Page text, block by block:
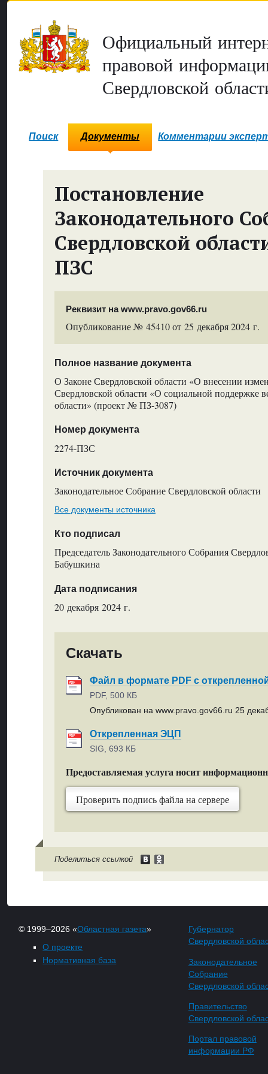
Официальный
правовой
Свердловской
Поиск Документы Комментарии
Постановление
Законодательного
Свердловской
ПЗС
Реквизит на www.pravo.gov66.ru
Опубликование № 45410 от 25 декабря 2024 г.
Полное название документа
О Законе Свердловской области «О внесении
Свердловской области «О социальной поддержке
области» (проект № ПЗ-3087)
Номер документа
2274-ПЗС
Источник документа
Законодательное Собрание Свердловской области
Все документы источника
Кто подписал
Председатель Законодательного Собрания
Бабушкина
Дата подписания
20 декабря 2024 г.
Скачать
Файл в формате PDF с
PDF, 500 КБ
Опубликован на www.pravo.gov66.ru 25
Открепленная ЭЦП
SIG, 693 КБ
Предоставляемая услуга носит
Проверить подпись файла на сервере
Поделиться ссылкой
© 1999–2026 «Областная газета»
О проекте
Нормативная база
Губернатор
Свердловской
Законодательное
Собрание
Свердловской
Правительство
Свердловской
Портал правовой
информации РФ